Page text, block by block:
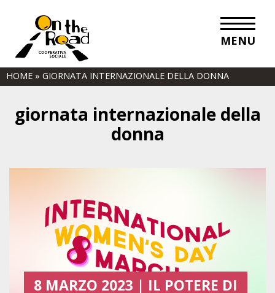
MENU
HOME » GIORNATA INTERNAZIONALE DELLA DONNA
giornata internazionale della
donna
8 MARZO 2023 | IL POTERE DI